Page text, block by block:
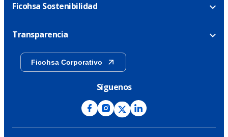
Ficohsa Sostenibilidad
Transparencia
Ficohsa Corporativo
Síguenos